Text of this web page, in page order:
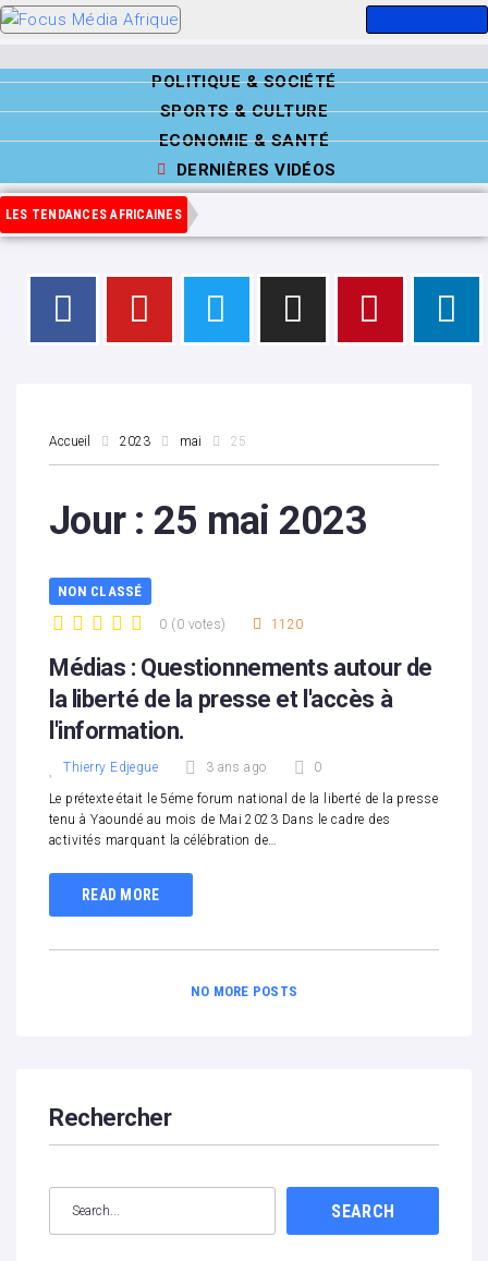
POLITIQUE & SOCIÉTÉ
SPORTS & CULTURE
ECONOMIE & SANTÉ
DERNIÈRES VIDÉOS
LES TENDANCES AFRICAINES
Accueil 2023 mai 25
Jour : 25 mai 2023
NON CLASSÉ
0 ( 0 votes) 1120
Médias : Questionnements autour de
la liberté de la presse et l'accès à
l'information.
Thierry Edjegue 3 ans ago 0
Le prétexte était le 5éme forum national de la liberté de la presse
tenu à Yaoundé au mois de Mai 2023 Dans le cadre des
activités marquant la célébration de…
READ MORE
NO MORE POSTS
Rechercher
SEARCH